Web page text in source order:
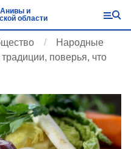
и
области
Народные
поверья, что